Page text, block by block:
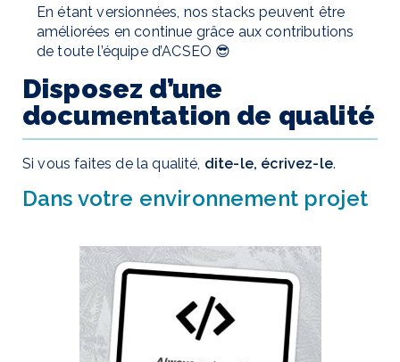
En étant versionnées, nos stacks peuvent être
améliorées en continue grâce aux contributions
de toute l’équipe d’ACSEO 😎
Disposez d’une
documentation de qualité
Si vous faites de la qualité, dite-le, écrivez-le.
Dans votre environnement projet